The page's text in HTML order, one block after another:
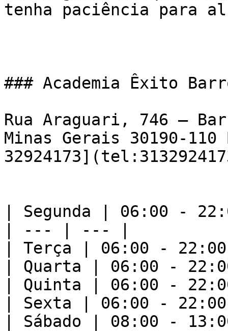
tenha paciência para
### Academia Êxito
Rua Araguari, 746 –
Minas Gerais 30190-
| Segunda | 06:00 -
| --- | --- |
| Terça | 06:00 -
| Quarta | 06:00 -
| Quinta | 06:00 -
| Sexta | 06:00 -
| Sábado | 08:00 -